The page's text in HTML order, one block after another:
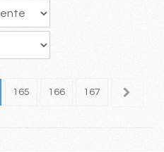
165 166 167 168